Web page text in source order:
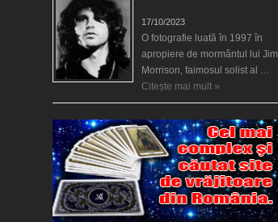
17/10/2023
O fotografie luată în 1997 în
apropiere de mormântul lui Jim
Morrison, faimosul solist al …
Citește mai mult »